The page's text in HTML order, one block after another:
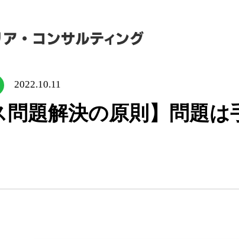
2022.10.11
問題解決の原則】問題